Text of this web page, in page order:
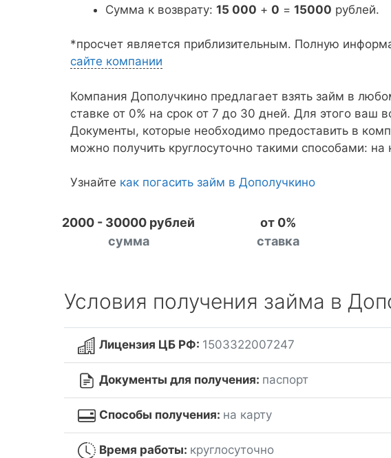
Сумма к возврату: 15 000 + 0 = 15000 рублей.
*просчет является приблизительным. Полную
сайте компании
Компания Дополучкино предлагает взять займ в
ставке от 0% на срок от 7 до 30 дней. Для этого ваш
Документы, которые необходимо предоставить в
можно получить круглосуточно такими способами: на
Узнайте как погасить займ в Дополучкино
2000 - 30000 рублей
сумма
от 0%
ставка
Условия получения займа в
Лицензия ЦБ РФ: 1503322007247
Документы для получения: паспорт
Способы получения: на карту
Время работы: круглосуточно